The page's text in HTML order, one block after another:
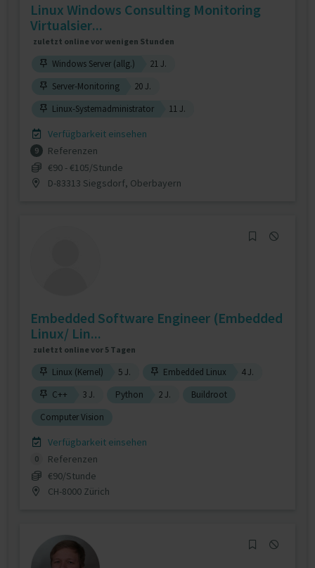
Linux Windows Consulting Monitoring
Virtualsier...
zuletzt online vor wenigen Stunden
Windows Server (allg.)
21 J.
Server-Monitoring
20 J.
Linux-Systemadministrator
11 J.
Verfügbarkeit einsehen
9
Referenzen
€90 - €105/Stunde
D-83313 Siegsdorf, Oberbayern
Embedded Software Engineer (Embedded
Linux/ Lin...
zuletzt online vor 5 Tagen
Linux (Kernel) 5 J. Embedded Linux
4 J.
C++
3 J. Python 2 J.
Buildroot
Computer Vision
Verfügbarkeit einsehen
0
Referenzen
€90/Stunde
CH-8000 Zürich